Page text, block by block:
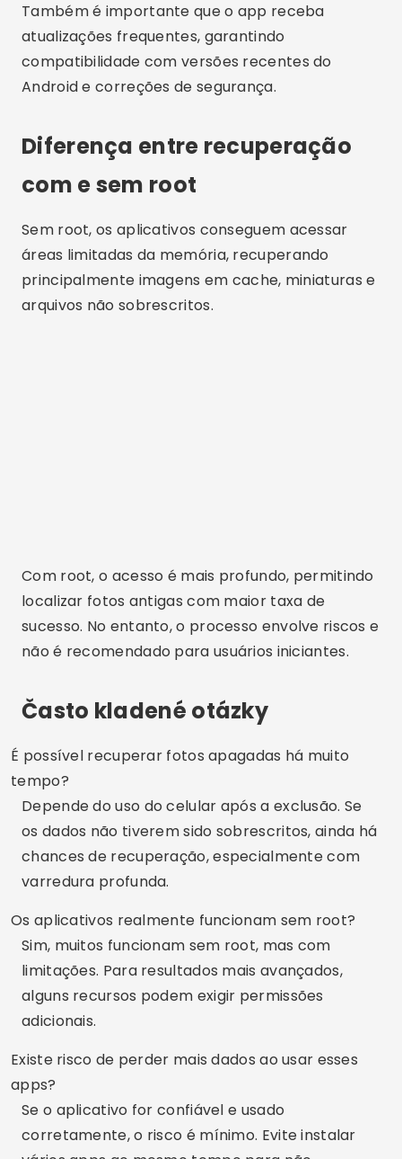
Também é importante que o app receba
atualizações frequentes, garantindo
compatibilidade com versões recentes do
Android e correções de segurança.
Diferença entre recuperação
com e sem root
Sem root, os aplicativos conseguem acessar
áreas limitadas da memória, recuperando
principalmente imagens em cache, miniaturas e
arquivos não sobrescritos.
Com root, o acesso é mais profundo, permitindo
localizar fotos antigas com maior taxa de
sucesso. No entanto, o processo envolve riscos e
não é recomendado para usuários iniciantes.
Často kladené otázky
É possível recuperar fotos apagadas há muito
tempo?
Depende do uso do celular após a exclusão. Se
os dados não tiverem sido sobrescritos, ainda há
chances de recuperação, especialmente com
varredura profunda.
Os aplicativos realmente funcionam sem root?
Sim, muitos funcionam sem root, mas com
limitações. Para resultados mais avançados,
alguns recursos podem exigir permissões
adicionais.
Existe risco de perder mais dados ao usar esses
apps?
Se o aplicativo for confiável e usado
corretamente, o risco é mínimo. Evite instalar